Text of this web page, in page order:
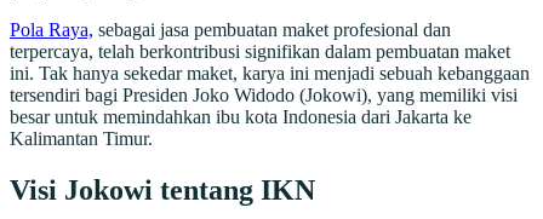
Pola Raya, sebagai jasa pembuatan maket profesional dan
terpercaya, telah berkontribusi signifikan dalam pembuatan maket
ini. Tak hanya sekedar maket, karya ini menjadi sebuah kebanggaan
tersendiri bagi Presiden Joko Widodo (Jokowi), yang memiliki visi
besar untuk memindahkan ibu kota Indonesia dari Jakarta ke
Kalimantan Timur.
Visi Jokowi tentang IKN